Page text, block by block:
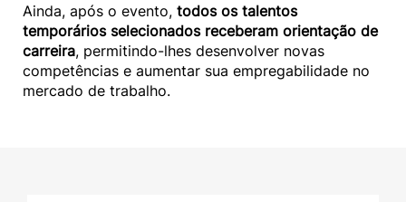
Ainda, após o evento, todos os talentos
temporários selecionados receberam orientação de
carreira, permitindo-lhes desenvolver novas
competências e aumentar sua empregabilidade no
mercado de trabalho.